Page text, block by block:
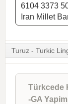
6104 3373
Iran Millet
Turuz - Turkic
Türkcede
-GA